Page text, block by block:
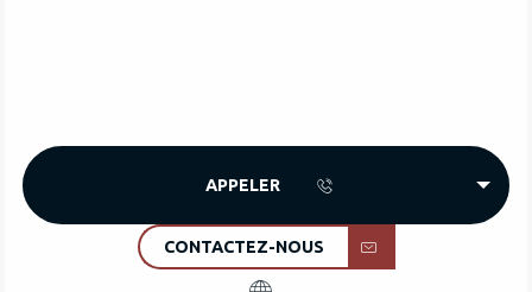
APPELER
CONTACTEZ-NOUS